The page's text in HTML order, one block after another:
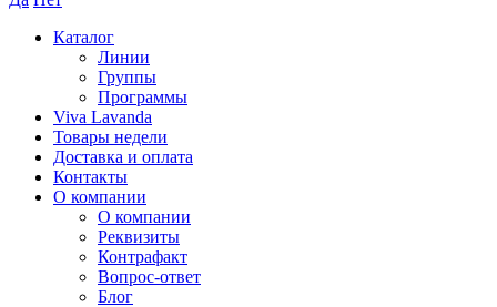
Каталог
Линии
Группы
Программы
Viva Lavanda
Товары недели
Доставка и оплата
Контакты
О компании
О компании
Реквизиты
Контрафакт
Вопрос-ответ
Блог